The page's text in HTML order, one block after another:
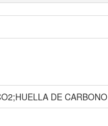
DE CARBONO